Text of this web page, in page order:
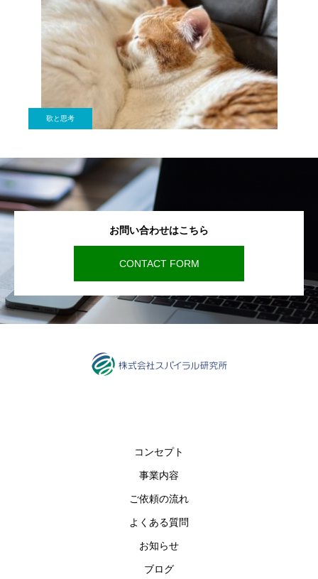
歌と思考
お問い合わせはこちら
CONTACT FORM
コンセプト
事業内容
ご依頼の流れ
よくある質問
お知らせ
ブログ